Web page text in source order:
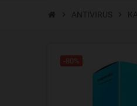
ANTIVIRUS
-80%